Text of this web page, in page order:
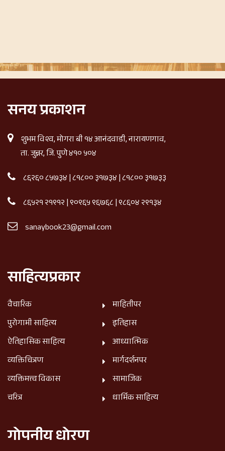
सनय प्रकाशन
शुभम विश्व, मोगरा बी १४ आनंदवाडी, नारायणगाव,
ता. जुन्नर, जि. पुणे ४१० ५०४
८६२६० ८५७३४|८१८०० ३१७३४|८१८०० ३१७३३
८६५२१ २१९१२|९०९६५ ९६७६८|९८६०४ २९१३४
sanaybook23@gmail.com
साहित्यप्रकार
वैचारिक
पुरोगामी साहित्य
ऐतिहासिक साहित्य
व्यक्तिचित्रण
व्यक्तिमत्त्व विकास
चरित्र
माहितीपर
इतिहास
आध्यात्मिक
मार्गदर्शनपर
सामाजिक
धार्मिक साहित्य
गोपनीय धोरण